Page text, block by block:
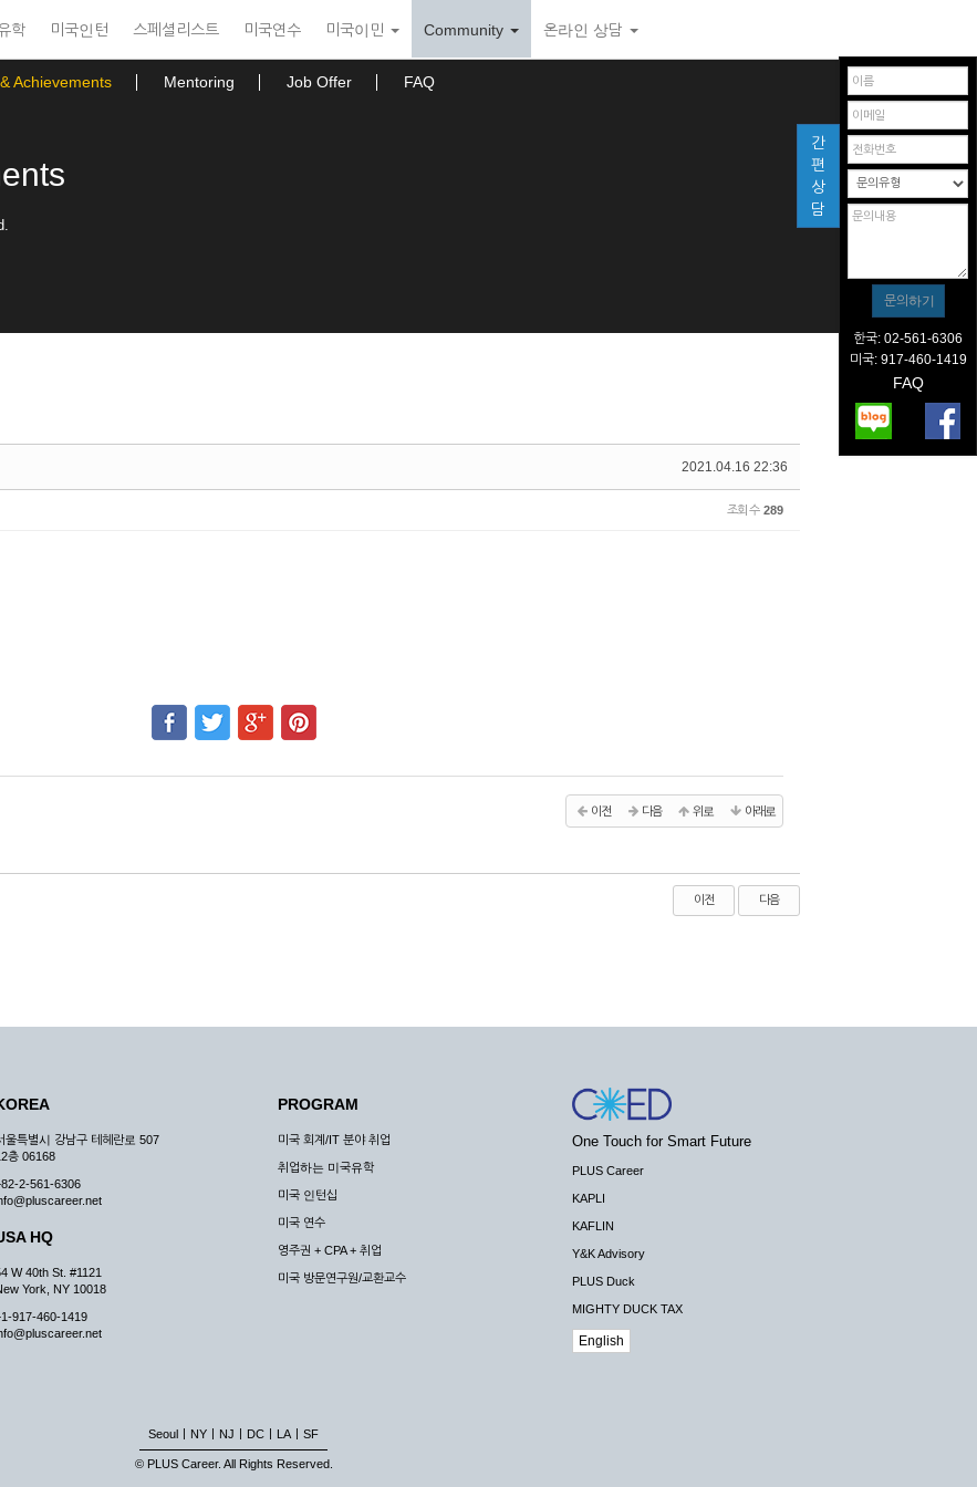
학 미국인턴 스페셜리스트 미국연수 미국이민 Community 온라인 상담
Achievements Mentoring Job Offer FAQ
2021.04.16 22:36
조회 수 289
이전 다음 위로 아래로
이전 다음
간
편
상
담
한국: 02-561-6306
미국: 917-460-1419
FAQ
울특별시 강남구 테헤란로 507
층 06168
2-561-6306
HQ
W 40th St. #1121
York, NY 10018
917-460-1419
PROGRAM
미국 회계/IT 분야 취업
취업하는 미국유학
미국 인턴십
미국 연수
영주권 + CPA + 취업
미국 방문연구원/교환교수
One Touch for Smart Future
PLUS Career
KAPLI
KAFLIN
Y&K Advisory
PLUS Duck
MIGHTY DUCK TAX
English
Seoul NY NJ DC LA SF
© PLUS Career. All Rights Reserved.